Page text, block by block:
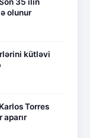
35 ilin
olunur
kütləvi
Torres